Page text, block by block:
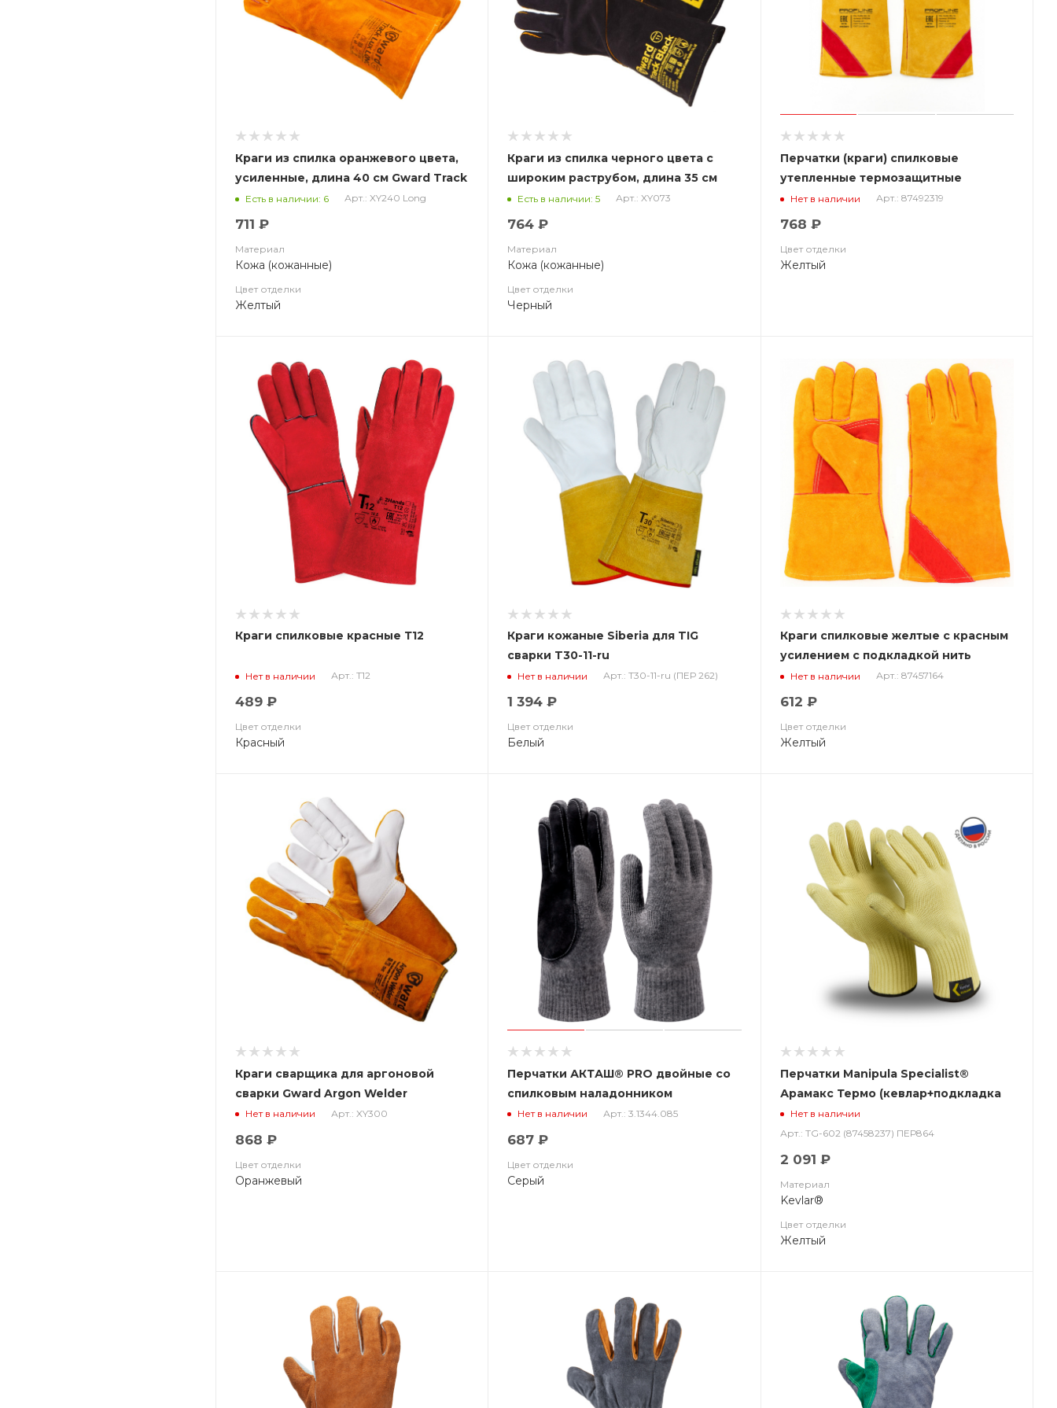
Краги из спилка оранжевого цвета,
усиленные, длина 40 см Gward Track
Lux Long р.XXL (11)
Есть в наличии: 6 Арт.: XY240 Long
711 ₽
Материал
Кожа (кожанные)
Цвет отделки
Желтый
Краги из спилка черного цвета с
широким раструбом, длина 35 см
Gward Track Blacк
Есть в наличии: 5 Арт.: XY073
764 ₽
Материал
Кожа (кожанные)
Цвет отделки
Черный
Перчатки (краги) спилковые
утепленные термозащитные
ProfLineLeader
Нет в наличии Арт.: 87492319
768 ₽
Цвет отделки
Желтый
Краги спилковые красные Т12
Нет в наличии Арт.: Т12
489 ₽
Цвет отделки
Красный
Краги кожаные Siberia для TIG
сварки T30-11-ru
Нет в наличии Арт.: T30-11-ru (ПЕР 262)
1 394 ₽
Цвет отделки
Белый
Краги спилковые желтые с красным
усилением с подкладкой нить
Кевлар (тип СИБИРЬ)
Нет в наличии Арт.: 87457164
612 ₽
Цвет отделки
Желтый
Краги сварщика для аргоновой
сварки Gward Argon Welder
Нет в наличии Арт.: XY300
868 ₽
Цвет отделки
Оранжевый
Перчатки АКТАШ® PRO двойные со
спилковым наладонником
Нет в наличии Арт.: 3.1344.085
687 ₽
Цвет отделки
Серый
Перчатки Manipula Specialist®
Арамакс Термо (кевлар+подкладка
хлопок), TG-602
Нет в наличии
Арт.: TG-602 (87458237) ПЕР864
2 091 ₽
Материал
Kevlar®
Цвет отделки
Желтый